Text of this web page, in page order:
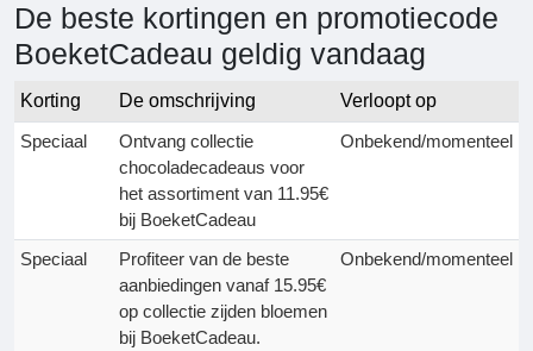
De beste kortingen en promotiecode
BoeketCadeau geldig vandaag
Korting De omschrijving
Verloopt op
Speciaal
Ontvang collectie
chocoladecadeaus voor
het assortiment van 11.95€
bij BoeketCadeau
Onbekend/momenteel
Speciaal
Profiteer van de beste
aanbiedingen vanaf 15.95€
op collectie zijden bloemen
bij BoeketCadeau.
Onbekend/momenteel